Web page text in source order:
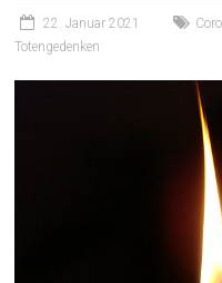
22. Januar 2021
Totengedenken